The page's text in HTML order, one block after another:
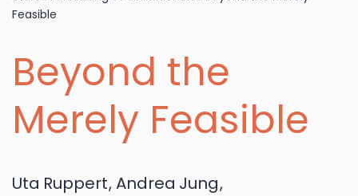
Feasible
Beyond the
Merely Feasible
Uta Ruppert,Andrea Jung,